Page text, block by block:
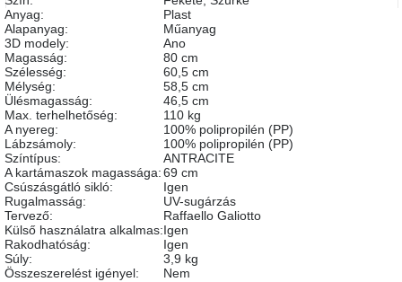
Egy
étkező,
amely
szórakoztat!
A
8.
születésnap
megünneplése
A
kedvenceid
Hírek
Anyag:
Plast
Alapanyag:
Műanyag
3D modely:
Ano
Magasság:
80 cm
Szélesség:
60,5 cm
Mélység:
58,5 cm
Ülésmagasság:
46,5 cm
Max. terhelhetőség:
110 kg
A nyereg:
100% polipropilén (PP)
Lábzsámoly:
100% polipropilén (PP)
Színtípus:
ANTRACITE
A kartámaszok magassága:69 cm
Csúszásgátló sikló:
Igen
Rugalmasság:
UV-sugárzás
Tervező:
Raffaello Galiotto
Külső használatra alkalmas:Igen
Rakodhatóság:
Igen
Súly:
3,9 kg
Összeszerelést igényel: Nem